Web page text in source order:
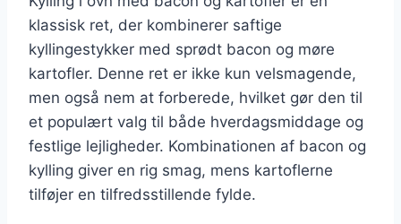
klassisk ret, der kombinerer saftige
kyllingestykker med sprødt bacon og møre
kartofler. Denne ret er ikke kun velsmagende,
men også nem at forberede, hvilket gør den til
et populært valg til både hverdagsmiddage og
festlige lejligheder. Kombinationen af bacon og
kylling giver en rig smag, mens kartoflerne
tilføjer en tilfredsstillende fylde.